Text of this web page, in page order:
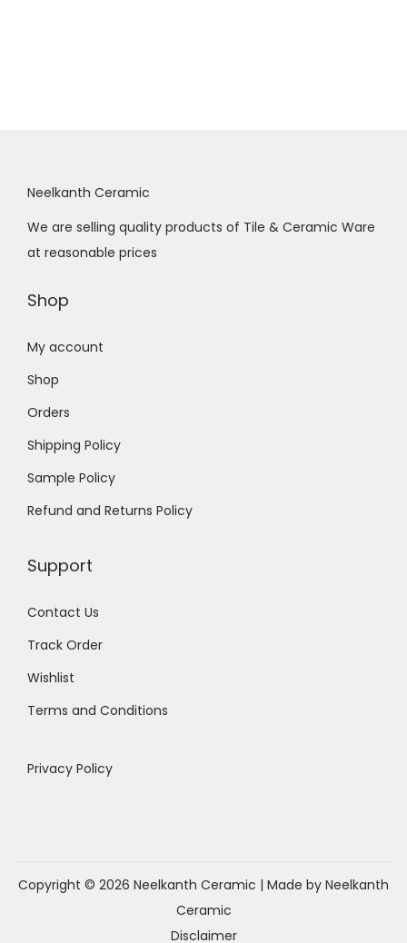
Neelkanth Ceramic
We are selling quality products of Tile & Ceramic Ware
at reasonable prices
Shop
My account
Shop
Orders
Shipping Policy
Sample Policy
Refund and Returns Policy
Support
Contact Us
Track Order
Wishlist
Terms and Conditions
Privacy Policy
Copyright © 2026 Neelkanth Ceramic | Made by Neelkanth
Ceramic
Disclaimer